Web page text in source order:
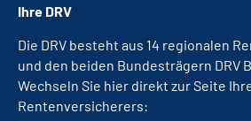
Ihre DRV
Die DRV besteht aus 14 regionalen
und den beiden Bundesträgern DRV
Wechseln Sie hier direkt zur Seite
Rentenversicherers: